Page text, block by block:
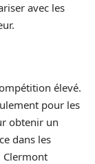
avec les
élevé.
pour les
obtenir un
dans les
Clermont